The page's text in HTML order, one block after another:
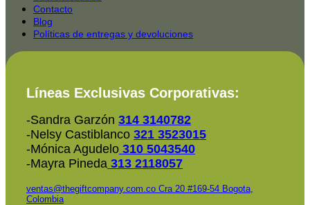
Contacto
Blog
Políticas de entregas y devoluciones
Líneas Exclusivas Corporativas:
-Sandra Garzón 314 3140782
-Nelsy Castiblanco 321 3523015
-Mónica Agudelo 310 5043540
-Mayra Pineda 313 2118057
ventas@thegiftcompany.com.co Cra 20 #169-54 Bogota,
Colombia